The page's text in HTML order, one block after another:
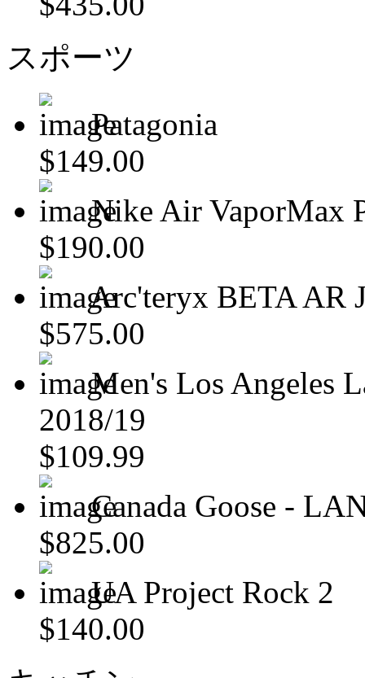
スポーツ
Patagonia
$149.00
Nike Air VaporMax
$190.00
Arc'teryx BETA AR
$575.00
Men's Los Angeles
2018/19
$109.99
Canada Goose -
$825.00
UA Project Rock 2
$140.00